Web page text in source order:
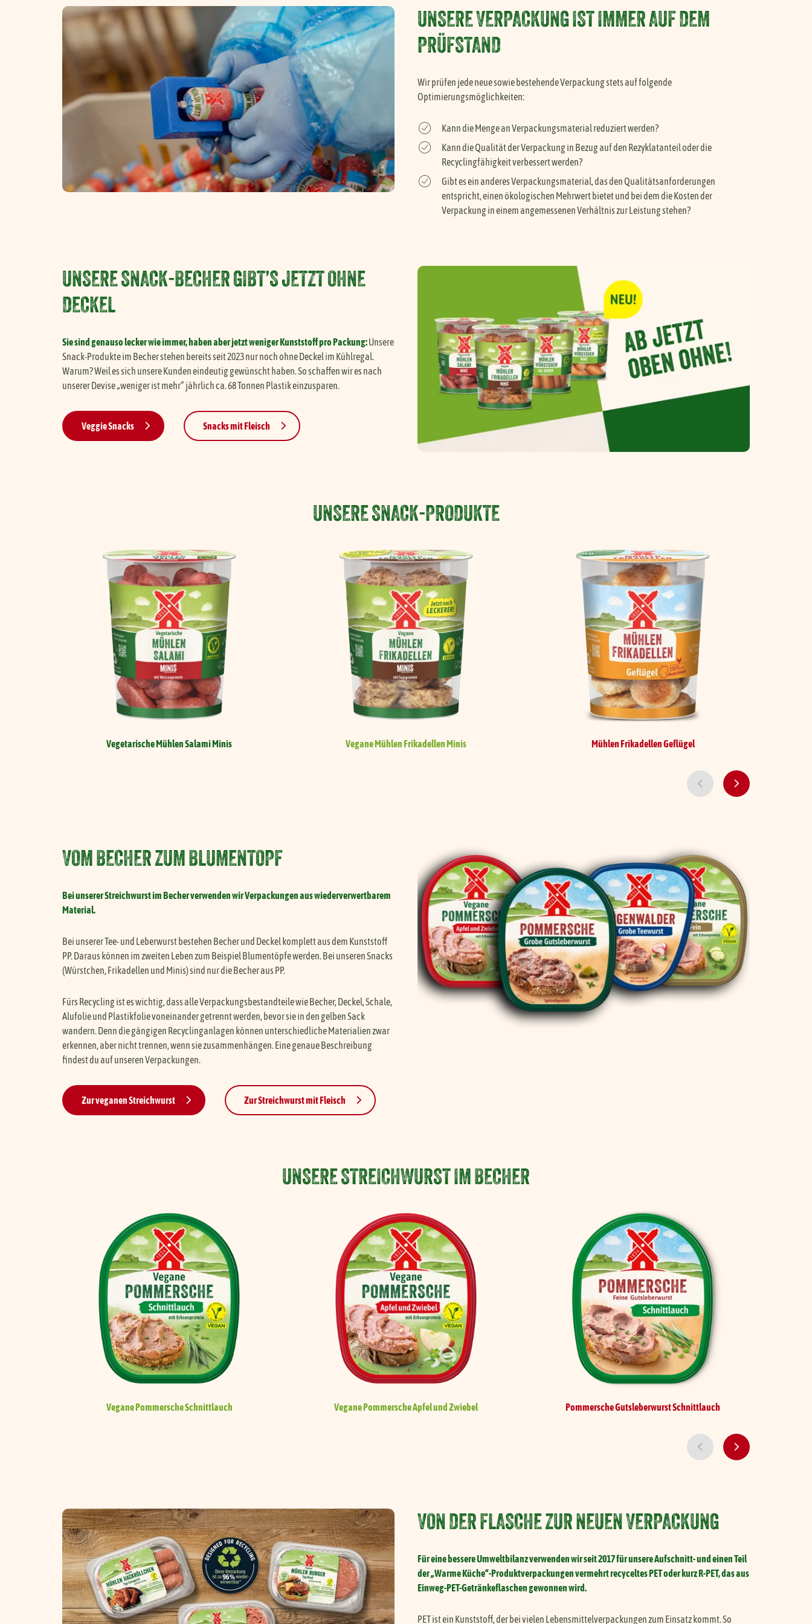
Neuer Name und neue Sorten: Veganer Hauchgenuss
Weitere Infos zu unseren Produkten
Wurst in der Schwangerschaft
Zutaten & Zusatzstoffe
Veganer Snack Pulled
BBQ
Alle veganen Produkte anzeigen
UNSERE VERPACKUNG IST IMMER AUF DEM
PRÜFSTAND
Wir prüfen jede neue sowie bestehende Verpackung stets auf folgende
Optimierungsmöglichkeiten:
Kann die Menge an Verpackungsmaterial reduziert werden?
Kann die Qualität der Verpackung in Bezug auf den Rezyklatanteil oder die
Recyclingfähigkeit verbessert werden?
Gibt es ein anderes Verpackungsmaterial, das den Qualitätsanforderungen
entspricht, einen ökologischen Mehrwert bietet und bei dem die Kosten der
Verpackung in einem angemessenen Verhältnis zur Leistung stehen?
UNSERE SNACK-BECHER GIBT’S JETZT OHNE
DECKEL
Sie sind genauso lecker wie immer, haben aber jetzt weniger Kunststoff pro Packung:Unsere
Snack-Produkte im Becher stehen bereits seit 2023 nur noch ohne Deckel im Kühlregal.
Warum? Weil es sich unsere Kunden eindeutig gewünscht haben. So schaffen wir es nach
unserer Devise „weniger ist mehr“ jährlich ca. 68 Tonnen Plastik einzusparen.
Veggie Snacks Snacks mit Fleisch
UNSERE SNACK-PRODUKTE
Vegetarische Mühlen SalamiMinis Vegane Mühlen FrikadellenMinis Mühlen FrikadellenGeflügel
VOM BECHER ZUM BLUMENTOPF
Bei unserer Streichwurst im Becher verwenden wir Verpackungen aus wiederverwertbarem
Material.
Bei unserer Tee- und Leberwurst bestehen Becher und Deckel komplett aus dem Kunststoff
PP. Daraus können im zweiten Leben zum Beispiel Blumentöpfe werden. Bei unseren Snacks
(Würstchen, Frikadellen und Minis) sind nur die Becher aus PP.
Fürs Recycling ist es wichtig, dass alle Verpackungsbestandteile wie Becher, Deckel, Schale,
Alufolie und Plastikfolie voneinander getrennt werden, bevor sie in den gelben Sack
wandern. Denn die gängigen Recyclinganlagen können unterschiedliche Materialien zwar
erkennen, aber nicht trennen, wenn sie zusammenhängen. Eine genaue Beschreibung
findest du auf unseren Verpackungen.
Zur veganen Streichwurst Zur Streichwurst mit Fleisch
UNSERE STREICHWURST IM BECHER
Vegane PommerscheSchnittlauch Vegane PommerscheApfel und Zwiebel Pommersche GutsleberwurstSchnittlauch
VON DER FLASCHE ZUR NEUEN VERPACKUNG
Für eine bessere Umweltbilanz verwenden wir seit 2017 für unsere Aufschnitt- und einen Teil
der „Warme Küche“-Produktverpackungen vermehrt recyceltes PET oder kurz R-PET, das aus
Einweg-PET-Getränkeflaschen gewonnen wird.
PET ist ein Kunststoff, der bei vielen Lebensmittelverpackungen zum Einsatz kommt. So